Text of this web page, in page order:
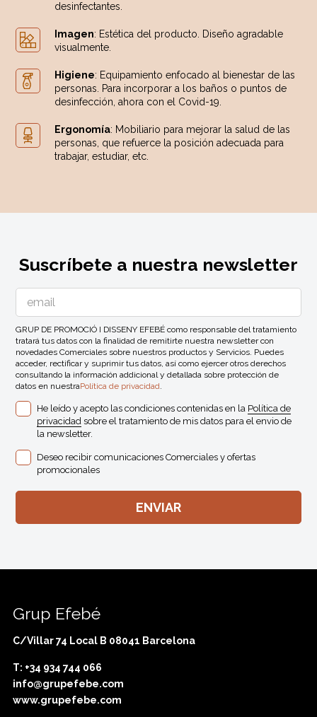
desinfectantes.
Imagen: Estética del producto. Diseño agradable
visualmente.
Higiene: Equipamiento enfocado al bienestar de las
personas. Para incorporar a los baños o puntos de
desinfección, ahora con el Covid-19.
Ergonomía: Mobiliario para mejorar la salud de las
personas, que refuerce la posición adecuada para
trabajar, estudiar, etc.
Suscríbete a nuestra newsletter
GRUP DE PROMOCIÓ I DISSENY EFEBÉ como responsable del tratamiento
tratará tus datos con la finalidad de remitirte nuestra newsletter con
novedades Comerciales sobre nuestros productos y Servicios. Puedes
acceder, rectificar y suprimir tus datos, así como ejercer otros derechos
consultando la información addicional y detallada sobre protección de
datos en nuestraPolítica de privacidad.
He leído y acepto las condiciones contenidas en la Política de
privacidad sobre el tratamiento de mis datos para el envio de
la newsletter.
Deseo recibir comunicaciones Comerciales y ofertas
promocionales
Grup Efebé
C/Villar 74 Local B 08041 Barcelona
T: +34 934 744 066
info@grupefebe.com
www.grupefebe.com